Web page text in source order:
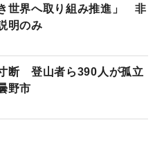
世界へ取り組み推進」 非
明のみ
断 登山者ら390人が孤立
野市